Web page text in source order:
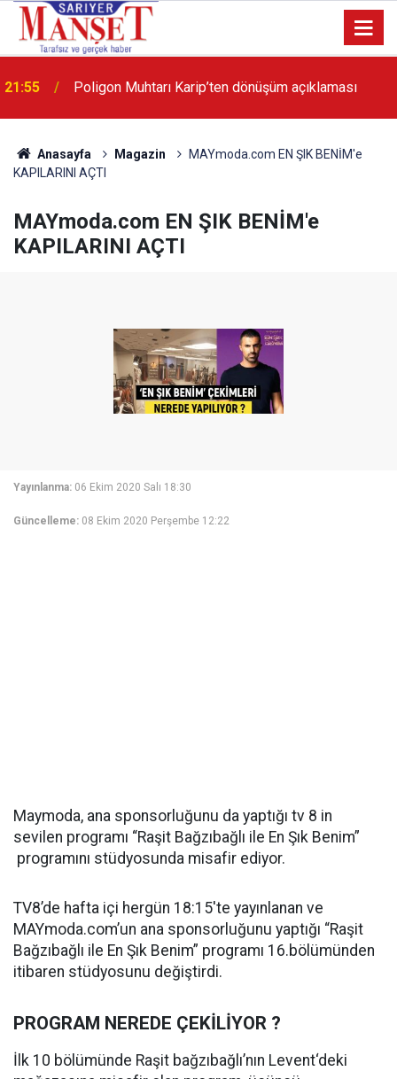
13:36 'Poligon'da İstanbul'a örnek proje gerçekleştirilecek'
Anasayfa Magazin
MAYmoda.com EN ŞIK BENİM'e
KAPILARINI AÇTI
MAYmoda.com EN ŞIK BENİM'e
KAPILARINI AÇTI
Yayınlanma: 06 Ekim 2020 Salı 18:30
Güncelleme: 08 Ekim 2020 Perşembe 12:22
Maymoda, ana sponsorluğunu da yaptığı tv 8 in
sevilen programı “Raşit Bağzıbağlı ile En Şık Benim”
programını stüdyosunda misafir ediyor.
TV8’de hafta içi hergün 18:15'te yayınlanan ve
MAYmoda.com’un ana sponsorluğunu yaptığı “Raşit
Bağzıbağlı ile En Şık Benim” programı 16.bölümünden
itibaren stüdyosunu değiştirdi.
PROGRAM NEREDE ÇEKİLİYOR ?
İlk 10 bölümünde Raşit bağzıbağlı’nın Levent‘deki